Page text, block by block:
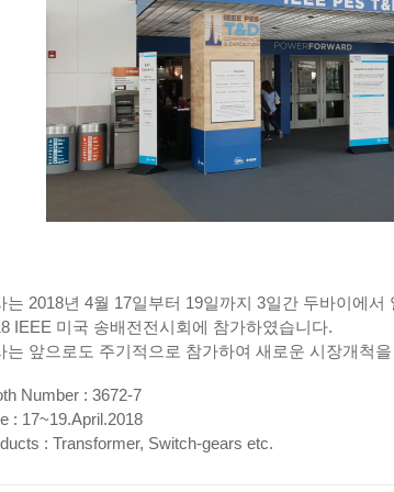
는 2018년 4월 17일부터 19일까지 3일간 두바이에서
IEEE 미국 송배전전시회에 참가하였습니다.
는 앞으로도 주기적으로 참가하여 새로운 시장개척
Number : 3672-7
: 17~19.April.2018
: Transformer, Switch-gears etc.